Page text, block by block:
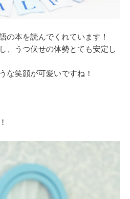
の本を読んでくれています！
、うつ伏せの体勢とても安定し
な笑顔が可愛いですね！